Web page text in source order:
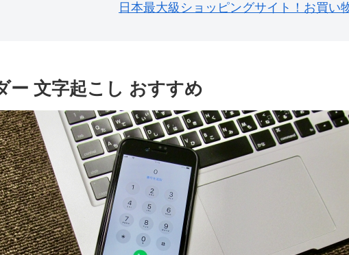
日本最大級ショッピングサイト！お買い
ー 文字起こし おすすめ